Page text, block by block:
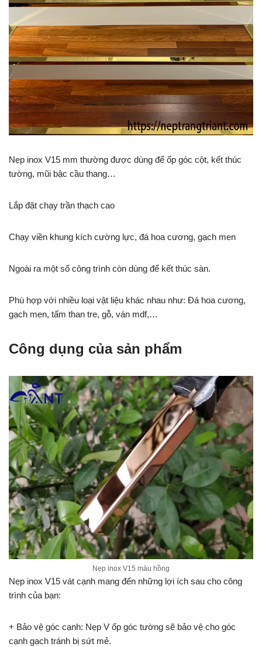
Nẹp inox V15 mm thường được dùng để ốp góc cột, kết thúc
tường, mũi bậc cầu thang…
Lắp đặt chạy trần thạch cao
Chạy viền khung kích cường lực, đá hoa cương, gạch men
Ngoài ra một số công trình còn dùng để kết thúc sàn.
Phù hợp với nhiều loại vật liệu khác nhau như: Đá hoa cương,
gạch men, tấm than tre, gỗ, ván mdf,…
Công dụng của sản phẩm
Nẹp inox V15 màu hồng
Nẹp inox V15 vát cạnh mang đến những lợi ích sau cho công
trình của bạn:
+ Bảo vệ góc cạnh: Nẹp V ốp góc tường sẽ bảo vệ cho góc
cạnh gạch tránh bị sứt mẻ.